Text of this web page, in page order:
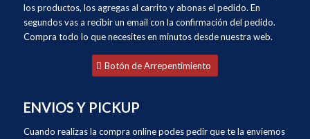
los productos, los agregas al carrito y abonas el pedido. En
segundos vas a recibir un email con la confirmación del pedido.
Compra todo lo que necesites en minutos desde nuestra web.
Botón de Arrepentimiento
ENVIOS Y PICKUP
Cuando realizas la compra online podes pedir que te la enviemos